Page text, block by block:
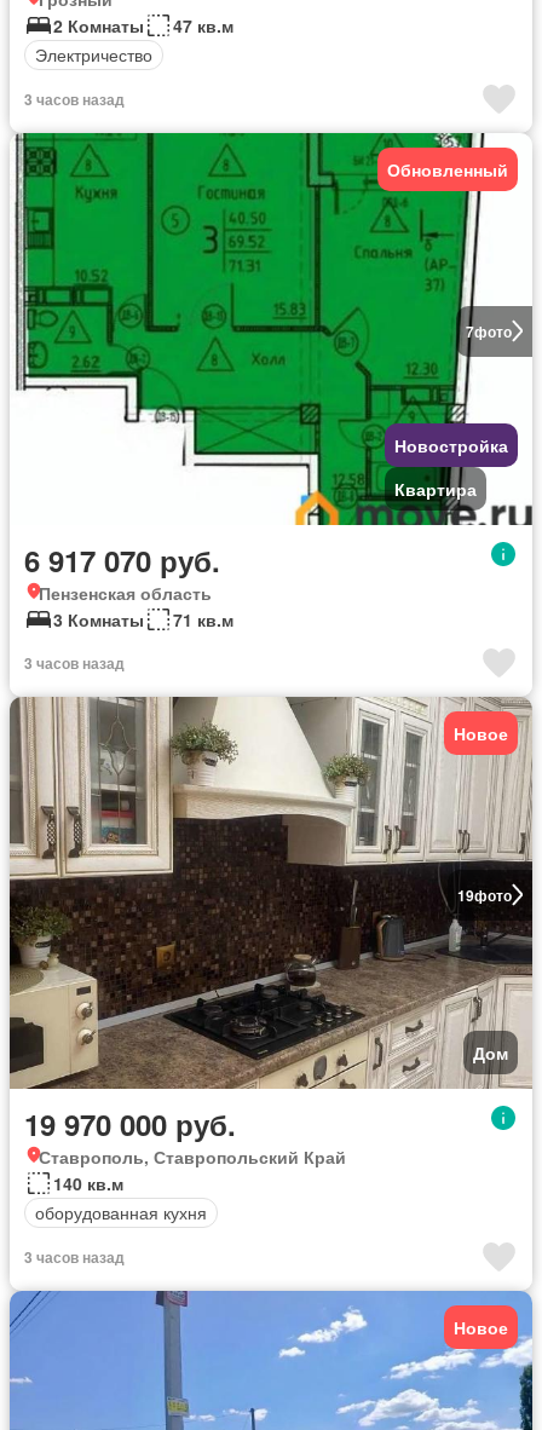
2 Комнаты
47 кв.м
Электричество
3 часов назад
7фото
Обновленный
Новостройка
Квартира
6 917 070 руб.
Пензенская область
3 Комнаты
71 кв.м
3 часов назад
19фото
Новое
Дом
19 970 000 руб.
Ставрополь, Ставропольский Край
140 кв.м
оборудованная кухня
3 часов назад
Новое